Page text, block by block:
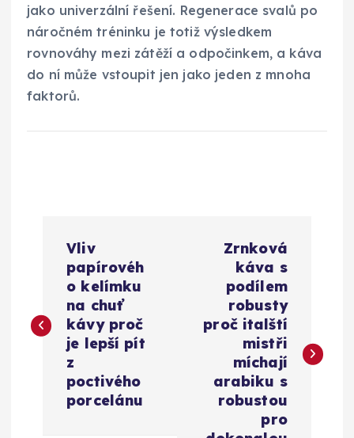
jako univerzální řešení. Regenerace svalů po
náročném tréninku je totiž výsledkem
rovnováhy mezi zátěží a odpočinkem, a káva
do ní může vstoupit jen jako jeden z mnoha
faktorů.
v
Vliv
papírovéh
o kelímku
na chuť
kávy proč
je lepší pít
z
poctivého
porcelánu
Zrnková
káva s
podílem
robusty
proč italští
mistři
míchají
arabiku s
robustou
pro